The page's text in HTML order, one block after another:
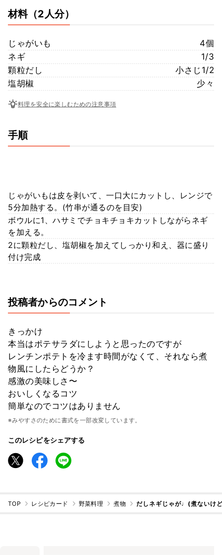
材料（2人分）
じゃがいも
4個
ネギ
1/3
顆粒だし
小さじ1/2
塩胡椒
少々
料理を安全に楽しむための注意事項
手順
じゃがいもは皮を剥いて、一口大にカットし、レンジで
5分加熱する。(竹串が通るのを目安)
ボウルに1、ハサミでチョキチョキカットしながらネギ
を加える。
2に顆粒だし、塩胡椒を加えてしっかり和え、器に盛り
付け完成
投稿者からのコメント
きっかけ
本当はポテサラダにしようと思ったのですが
レンチンポテトを冷ます時間がなくて、それなら煮
物風にしたらどうか？
感激の美味しさ〜
おいしくなるコツ
簡単なのでコツはありません
※みやすさのために書式を一部改変しています。
このレシピをシェアする
TOP レシピカード 野菜料理 煮物 だしネギじゃが♩(煮ないけ